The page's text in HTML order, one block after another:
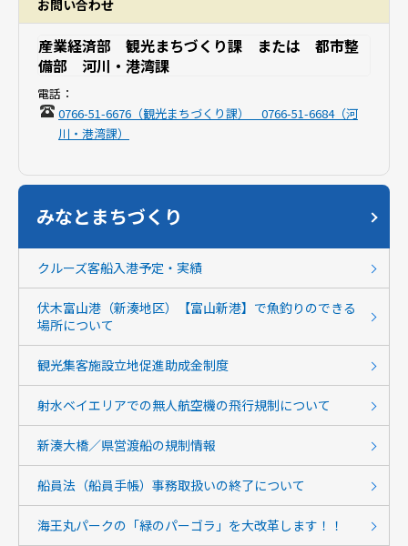
お問い合わせ
産業経済部 観光まちづくり課 または 都市整
備部 河川・港湾課
電話：
0766-51-6676（観光まちづくり課） 0766-51-6684（河
川・港湾課）
みなとまちづくり
クルーズ客船入港予定・実績
伏木富山港（新湊地区）【富山新港】で魚釣りのできる
場所について
観光集客施設立地促進助成金制度
射水ベイエリアでの無人航空機の飛行規制について
新湊大橋／県営渡船の規制情報
船員法（船員手帳）事務取扱いの終了について
海王丸パークの「緑のパーゴラ」を大改革します！！